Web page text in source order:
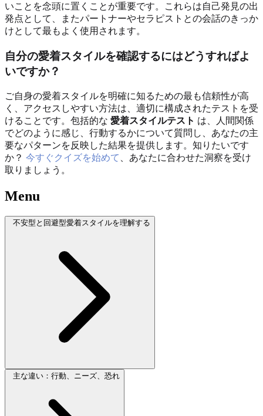
いことを念頭に置くことが重要です。これらは自己発見の出
発点として、またパートナーやセラピストとの会話のきっか
けとして最もよく使用されます。
自分の愛着スタイルを確認するにはどうすればよ
いですか？
ご自身の愛着スタイルを明確に知るための最も信頼性が高
く、アクセスしやすい方法は、適切に構成されたテストを受
けることです。包括的な 愛着スタイルテスト は、人間関係
でどのように感じ、行動するかについて質問し、あなたの主
要なパターンを反映した結果を提供します。知りたいです
か？ 今すぐクイズを始めて
、あなたに合わせた洞察を受け
取りましょう。
Menu
不安型と回避型愛着スタイルを理解する
主な違い：行動、ニーズ、恐れ